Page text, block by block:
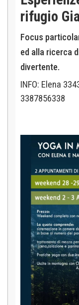
rifugio
Focus
ed alla ricerca
divertente.
INFO: Elena
3387856338